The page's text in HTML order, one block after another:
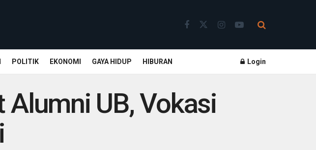
POLITIK EKONOMI GAYA HIDUP HIBURAN Login
Alumni UB, Vokasi